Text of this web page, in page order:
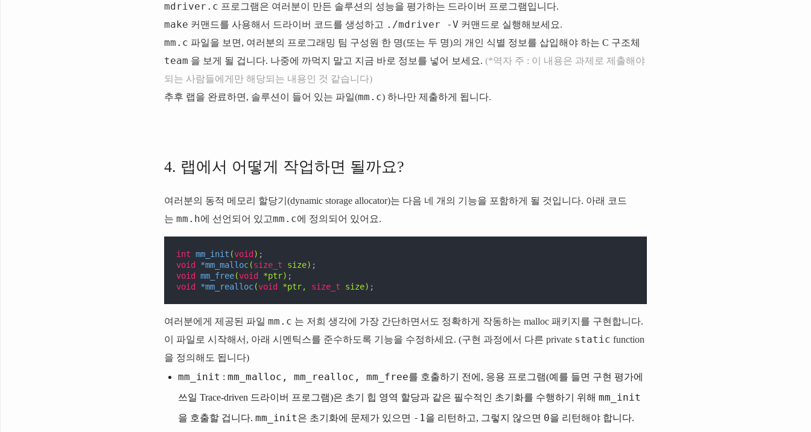
mdriver.c 프로그램은 여러분이 만든 솔루션의 성능을 평가하는 드라이버 프로그램입니다.
make 커맨드를 사용해서 드라이버 코드를 생성하고 ./mdriver -V 커맨드로 실행해보세요.
mm.c 파일을 보면, 여러분의 프로그래밍 팀 구성원 한 명(또는 두 명)의 개인 식별 정보를 삽입해야 하는 C 구조체
team 을 보게 될 겁니다. 나중에 까먹지 말고 지금 바로 정보를 넣어 보세요. (*역자 주 : 이 내용은 과제로 제출해야
되는 사람들에게만 해당되는 내용인 것 같습니다)
추후 랩을 완료하면, 솔루션이 들어 있는 파일(mm.c) 하나만 제출하게 됩니다.
4. 랩에서 어떻게 작업하면 될까요?
여러분의 동적 메모리 할당기(dynamic storage allocator)는 다음 네 개의 기능을 포함하게 될 것입니다. 아래 코드
는 mm.h에 선언되어 있고mm.c에 정의되어 있어요.
int mm_init (void )
void
*mm_malloc(size_t size)
void
mm_free(void *ptr)
void
*mm_realloc(void *ptr, size_t size) ;
여러분에게 제공된 파일 mm.c 는 저희 생각에 가장 간단하면서도 정확하게 작동하는 malloc 패키지를 구현합니다.
이 파일로 시작해서, 아래 시멘틱스를 준수하도록 기능을 수정하세요. (구현 과정에서 다른 private static function
을 정의해도 됩니다)
mm_init : mm_malloc, mm_realloc, mm_free를 호출하기 전에, 응용 프로그램(예를 들면 구현 평가에
쓰일 Trace-driven 드라이버 프로그램)은 초기 힙 영역 할당과 같은 필수적인 초기화를 수행하기 위해 mm_init
을 호출할 겁니다. mm_init은 초기화에 문제가 있으면 -1을 리턴하고, 그렇지 않으면 0을 리턴해야 합니다.